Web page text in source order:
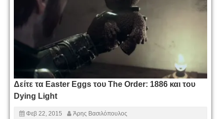
Δείτε τα Easter Eggs του The Order: 1886 και του
Dying Light
Φεβ 22, 2015 Άρης Βασιλόπουλος